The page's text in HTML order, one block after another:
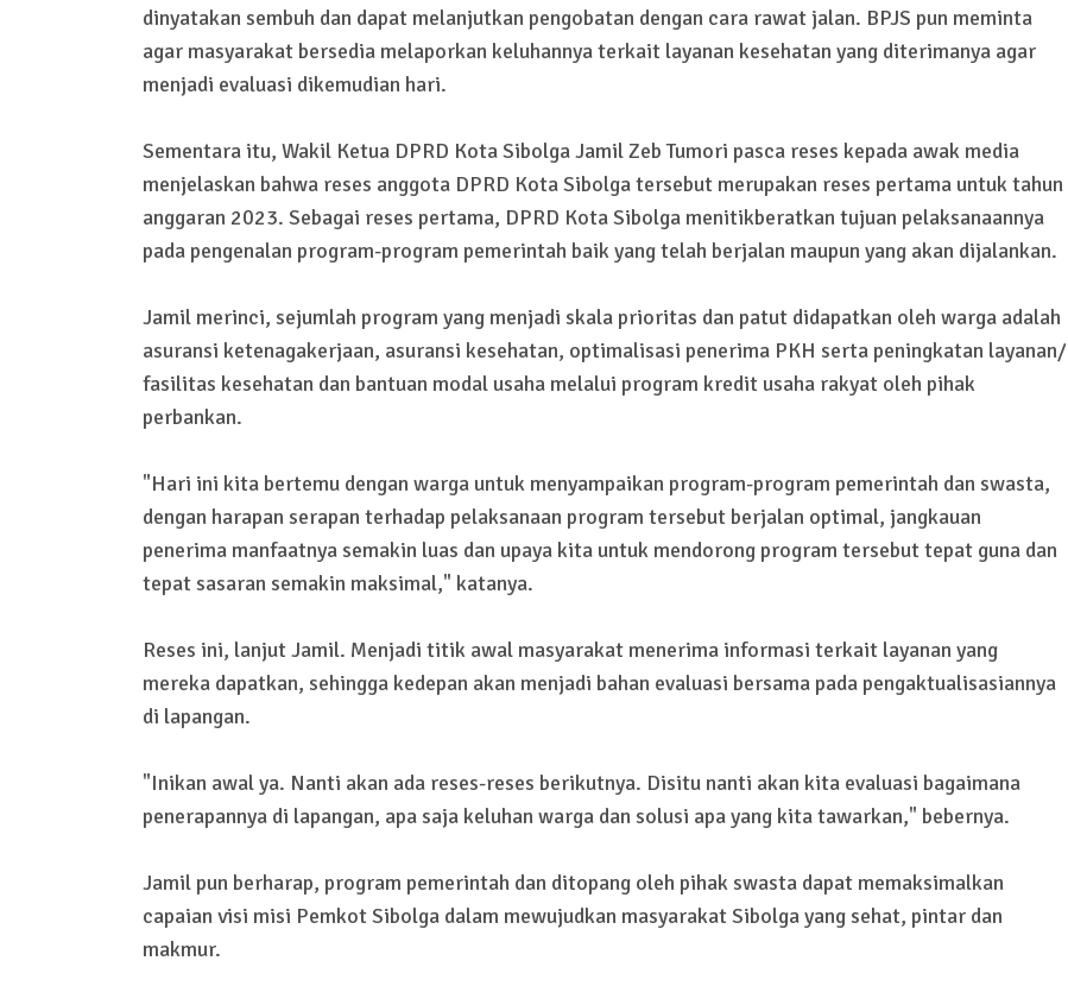
dinyatakan sembuh dan dapat melanjutkan pengobatan dengan cara rawat jalan. BPJS pun meminta
agar masyarakat bersedia melaporkan keluhannya terkait layanan kesehatan yang diterimanya agar
menjadi evaluasi dikemudian hari.
Sementara itu, Wakil Ketua DPRD Kota Sibolga Jamil Zeb Tumori pasca reses kepada awak media
menjelaskan bahwa reses anggota DPRD Kota Sibolga tersebut merupakan reses pertama untuk tahun
anggaran 2023. Sebagai reses pertama, DPRD Kota Sibolga menitikberatkan tujuan pelaksanaannya
pada pengenalan program-program pemerintah baik yang telah berjalan maupun yang akan dijalankan.
Jamil merinci, sejumlah program yang menjadi skala prioritas dan patut didapatkan oleh warga adalah
asuransi ketenagakerjaan, asuransi kesehatan, optimalisasi penerima PKH serta peningkatan layanan/
fasilitas kesehatan dan bantuan modal usaha melalui program kredit usaha rakyat oleh pihak
perbankan.
"Hari ini kita bertemu dengan warga untuk menyampaikan program-program pemerintah dan swasta,
dengan harapan serapan terhadap pelaksanaan program tersebut berjalan optimal, jangkauan
penerima manfaatnya semakin luas dan upaya kita untuk mendorong program tersebut tepat guna dan
tepat sasaran semakin maksimal," katanya.
Reses ini, lanjut Jamil. Menjadi titik awal masyarakat menerima informasi terkait layanan yang
mereka dapatkan, sehingga kedepan akan menjadi bahan evaluasi bersama pada pengaktualisasiannya
di lapangan.
"Inikan awal ya. Nanti akan ada reses-reses berikutnya. Disitu nanti akan kita evaluasi bagaimana
penerapannya di lapangan, apa saja keluhan warga dan solusi apa yang kita tawarkan," bebernya.
Jamil pun berharap, program pemerintah dan ditopang oleh pihak swasta dapat memaksimalkan
capaian visi misi Pemkot Sibolga dalam mewujudkan masyarakat Sibolga yang sehat, pintar dan
makmur.